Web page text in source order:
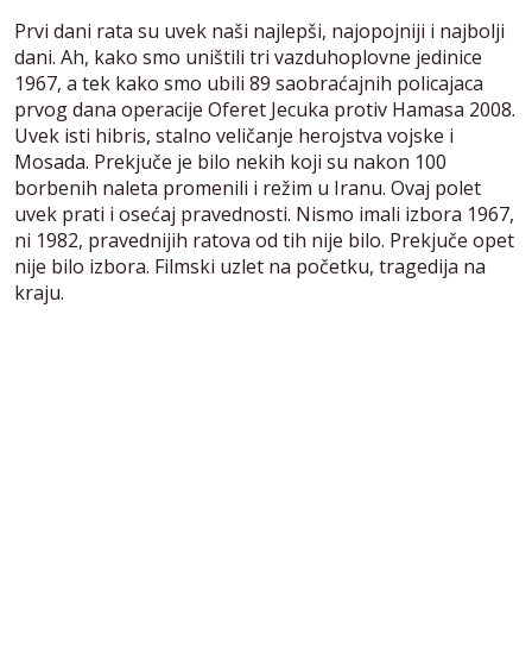
Prvi dani rata su uvek naši najlepši, najopojniji i najbolji
dani. Ah, kako smo uništili tri vazduhoplovne jedinice
1967, a tek kako smo ubili 89 saobraćajnih policajaca
prvog dana operacije Oferet Jecuka protiv Hamasa 2008.
Uvek isti hibris, stalno veličanje herojstva vojske i
Mosada. Prekjuče je bilo nekih koji su nakon 100
borbenih naleta promenili i režim u Iranu. Ovaj polet
uvek prati i osećaj pravednosti. Nismo imali izbora 1967,
ni 1982, pravednijih ratova od tih nije bilo. Prekjuče opet
nije bilo izbora. Filmski uzlet na početku, tragedija na
kraju.